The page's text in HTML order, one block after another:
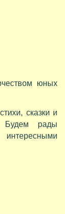
юных
сказки и
Будем рады